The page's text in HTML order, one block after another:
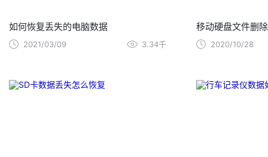
如何恢复丢失的电脑数据
2021/03/09 3.34千
移动硬盘文件删
2020/10/28